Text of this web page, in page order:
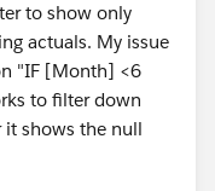
to show only
actuals. My issue
"IF [Month] <6
to filter down
it shows the null